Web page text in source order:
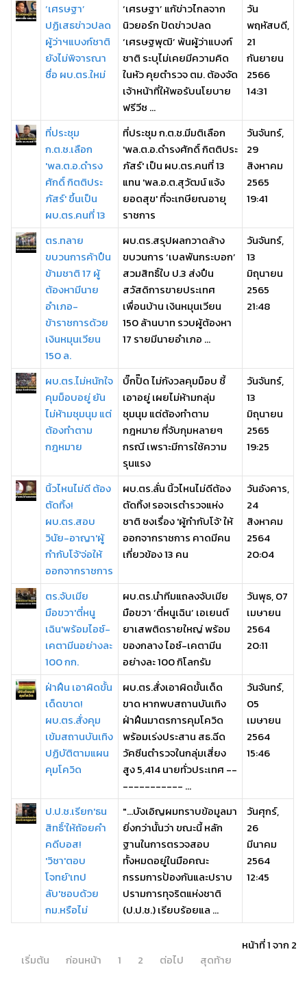
‘เศรษฐา’
ปฏิเสธข่าวปลด
ผู้ว่าฯแบงก์ชาติ
ยังไม่พิจารณา
ชื่อ ผบ.ตร.ใหม่
‘เศรษฐา’ แก้ข่าวไกลจาก
นิวยอร์ก ปัดข่าวปลด
‘เศรษฐพุฒิ’ พ้นผู้ว่าแบงก์
ชาติ ระบุไม่เคยมีความคิด
ในหัว คุยตำรวจ ตม. ต้องจัด
เจ้าหน้าที่ให้พอรับนโยบาย
ฟรีวีซ ...
วัน
พฤหัสบดี,
21
กันยายน
2566
14:31
ที่ประชุม
ก.ต.ช.เลือก
'พล.ต.อ.ดำรง
ศักดิ์ กิตติประ
ภัสร์' ขึ้นเป็น
ผบ.ตร.คนที่ 13
ที่ประชุม ก.ต.ช.มีมติเลือก
'พล.ต.อ.ดำรงศักดิ์ กิตติประ
ภัสร์' เป็น ผบ.ตร.คนที่ 13
แทน 'พล.อ.ต.สุวัฒน์ แจ้ง
ยอดสุข' ที่จะเกษียณอายุ
ราชการ
วันจันทร์,
29
สิงหาคม
2565
19:41
ตร.ทลาย
ขบวนการค้าปืน
ข้ามชาติ 17 ผู้
ต้องหามีนาย
อำเภอ-
ข้าราชการด้วย
เงินหมุนเวียน
150 ล.
ผบ.ตร.สรุปผลกวาดล้าง
ขบวนการ ‘เบลพันกระบอก’
สวมสิทธิ์ใบ ป.3 ส่งปืน
สวัสดิการขายประเทศ
เพื่อนบ้าน เงินหมุนเวียน
150 ล้านบาท รวบผู้ต้องหา
17 รายมีนายอำเภอ ...
วันจันทร์,
13
มิถุนายน
2565
21:48
ผบ.ตร.ไม่หนักใจ
คุมม็อบอยู่ ยัน
ไม่ห้ามชุมนุม แต่
ต้องทำตาม
กฎหมาย
บิ๊กปั๊ด ไม่กังวลคุมม็อบ ชี้
เอาอยู่ เผยไม่ห้ามกลุ่ม
ชุมนุม แต่ต้องทำตาม
กฎหมาย ที่จับกุมหลายๆ
กรณี เพราะมีการใช้ความ
รุนแรง
วันจันทร์,
13
มิถุนายน
2565
19:25
นิ้วไหนไม่ดี ต้อง
ตัดทิ้ง!
ผบ.ตร.สอบ
วินัย-อาญา'ผู้
กำกับโจ้'จ่อให้
ออกจากราชการ
ผบ.ตร.ลั่น นิ้วไหนไม่ดีต้อง
ตัดทิ้ง! รอจเรตำรวจแห่ง
ชาติ ชงเรื่อง 'ผู้กำกับโจ้' ให้
ออกจากราชการ คาดมีคน
เกี่ยวข้อง 13 คน
วันอังคาร,
24
สิงหาคม
2564
20:04
ตร.จับเมีย
มือขวา'ตี๋หนู
เฉิน'พร้อมไอซ์-
เคตามีนอย่างละ
100 กก.
ผบ.ตร.นำทีมแถลงจับเมีย
มือขวา ‘ตี๋หนูเฉิน’ เอเยนต์
ยาเสพติดรายใหญ่ พร้อม
ของกลาง ไอซ์-เคตามีน
อย่างละ 100 กิโลกรัม
วันพุธ, 07
เมษายน
2564
20:11
ฝ่าฝืน เอาผิดขั้น
เด็ดขาด!
ผบ.ตร.สั่งคุม
เข้มสถานบันเทิง
ปฏิบัติตามแผน
คุมโควิด
ผบ.ตร.สั่งเอาผิดขั้นเด็ด
ขาด หากพบสถานบันเทิง
ฝ่าฝืนมาตรการคุมโควิด
พร้อมเร่งประสาน สธ.ฉีด
วัคซีนตำรวจในกลุ่มเสี่ยง
สูง 5,414 นายทั่วประเทศ --
----------- ...
วันจันทร์,
05
เมษายน
2564
15:46
ป.ป.ช.เรียก'ธน
สิทธิ์'ให้ถ้อยคำ
คดีบอส!
'วิชา'ตอบ
โจทย์'เทป
ลับ'ชอบด้วย
กม.หรือไม่
"...บังเอิญผมทราบข้อมูลมา
ยิ่งกว่านั้นว่า ขณะนี้ หลัก
ฐานในการตรวจสอบ
ทั้งหมดอยู่ในมือคณะ
กรรมการป้องกันและปราบ
ปรามการทุจริตแห่งชาติ
(ป.ป.ช.) เรียบร้อยแล ...
วันศุกร์,
26
มีนาคม
2564
12:45
หน้าที่ 1 จาก 2
เริ่มต้น
ก่อนหน้า 1 2 ต่อไป สุดท้าย